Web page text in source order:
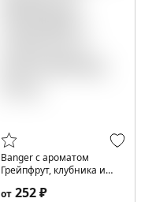
Banger с ароматом
Грейпфрут, клубника и
от 252 ₽